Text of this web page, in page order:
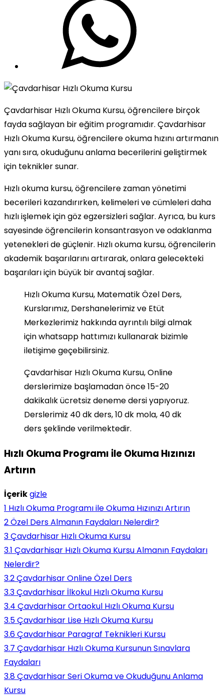
Çavdarhisar Hızlı Okuma Kursu, öğrencilere birçok
fayda sağlayan bir eğitim programıdır. Çavdarhisar
Hızlı Okuma Kursu, öğrencilere okuma hızını artırmanın
yanı sıra, okuduğunu anlama becerilerini geliştirmek
için teknikler sunar.
Hızlı okuma kursu, öğrencilere zaman yönetimi
becerileri kazandırırken, kelimeleri ve cümleleri daha
hızlı işlemek için göz egzersizleri sağlar. Ayrıca, bu kurs
sayesinde öğrencilerin konsantrasyon ve odaklanma
yetenekleri de güçlenir. Hızlı okuma kursu, öğrencilerin
akademik başarılarını artırarak, onlara gelecekteki
başarıları için büyük bir avantaj sağlar.
Hızlı Okuma Kursu, Matematik Özel Ders,
Kurslarımız, Dershanelerimiz ve Etüt
Merkezlerimiz hakkında ayrıntılı bilgi almak
için whatsapp hattımızı kullanarak bizimle
iletişime geçebilirsiniz.
Çavdarhisar Hızlı Okuma Kursu, Online
derslerimize başlamadan önce 15-20
dakikalık ücretsiz deneme dersi yapıyoruz.
Derslerimiz 40 dk ders, 10 dk mola, 40 dk
ders şeklinde verilmektedir.
Hızlı Okuma Programı ile Okuma Hızınızı
Artırın
İçerikgizle
1 Hızlı Okuma Programı ile Okuma Hızınızı Artırın
2Özel Ders Almanın Faydaları Nelerdir?
3Çavdarhisar Hızlı Okuma Kursu
3.1 Çavdarhisar Hızlı Okuma Kursu Almanın Faydaları
Nelerdir?
3.2Çavdarhisar Online Özel Ders
3.3Çavdarhisar İlkokul Hızlı Okuma Kursu
3.4 Çavdarhisar Ortaokul Hızlı Okuma Kursu
3.5Çavdarhisar Lise Hızlı Okuma Kursu
3.6Çavdarhisar Paragraf Teknikleri Kursu
3.7 Çavdarhisar Hızlı Okuma Kursunun Sınavlara
Faydaları
3.8Çavdarhisar Seri Okuma ve Okuduğunu Anlama
Kursu